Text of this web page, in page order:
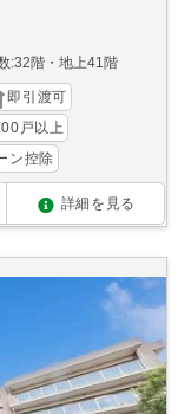
:32階・地上41階
即引渡可
戸以上
ン控除
詳細を見る